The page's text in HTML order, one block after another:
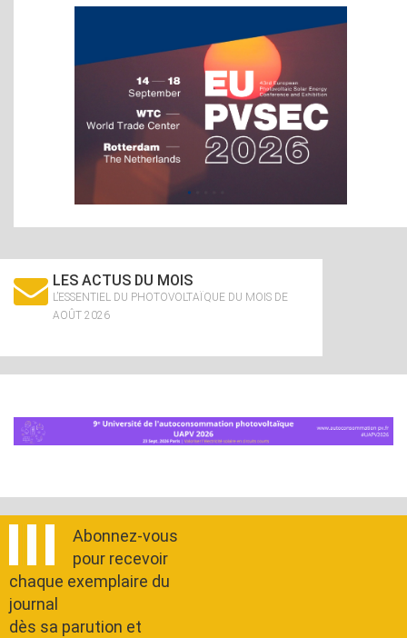
LES ACTUS DU MOIS
L’ESSENTIEL DU PHOTOVOLTAÏQUE DU MOIS DE
AOÛT 2026
Abonnez-vous
pour recevoir
chaque exemplaire du
journal
dès sa parution et